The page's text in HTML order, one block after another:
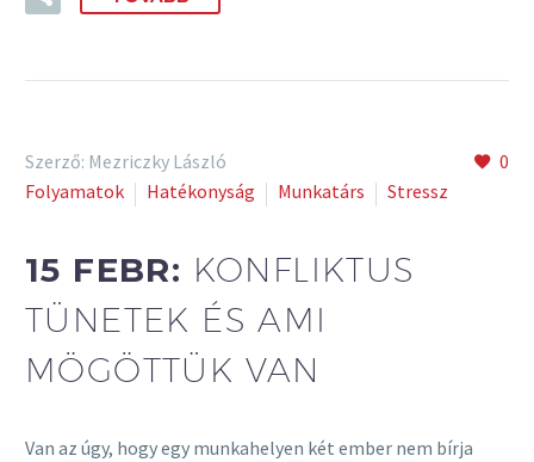
0
Szerző: Mezriczky László
Folyamatok
Hatékonyság Munkatárs Stressz
15 FEBR: KONFLIKTUS
TÜNETEK ÉS AMI
MÖGÖTTÜK VAN
Van az úgy, hogy egy munkahelyen két ember nem bírja